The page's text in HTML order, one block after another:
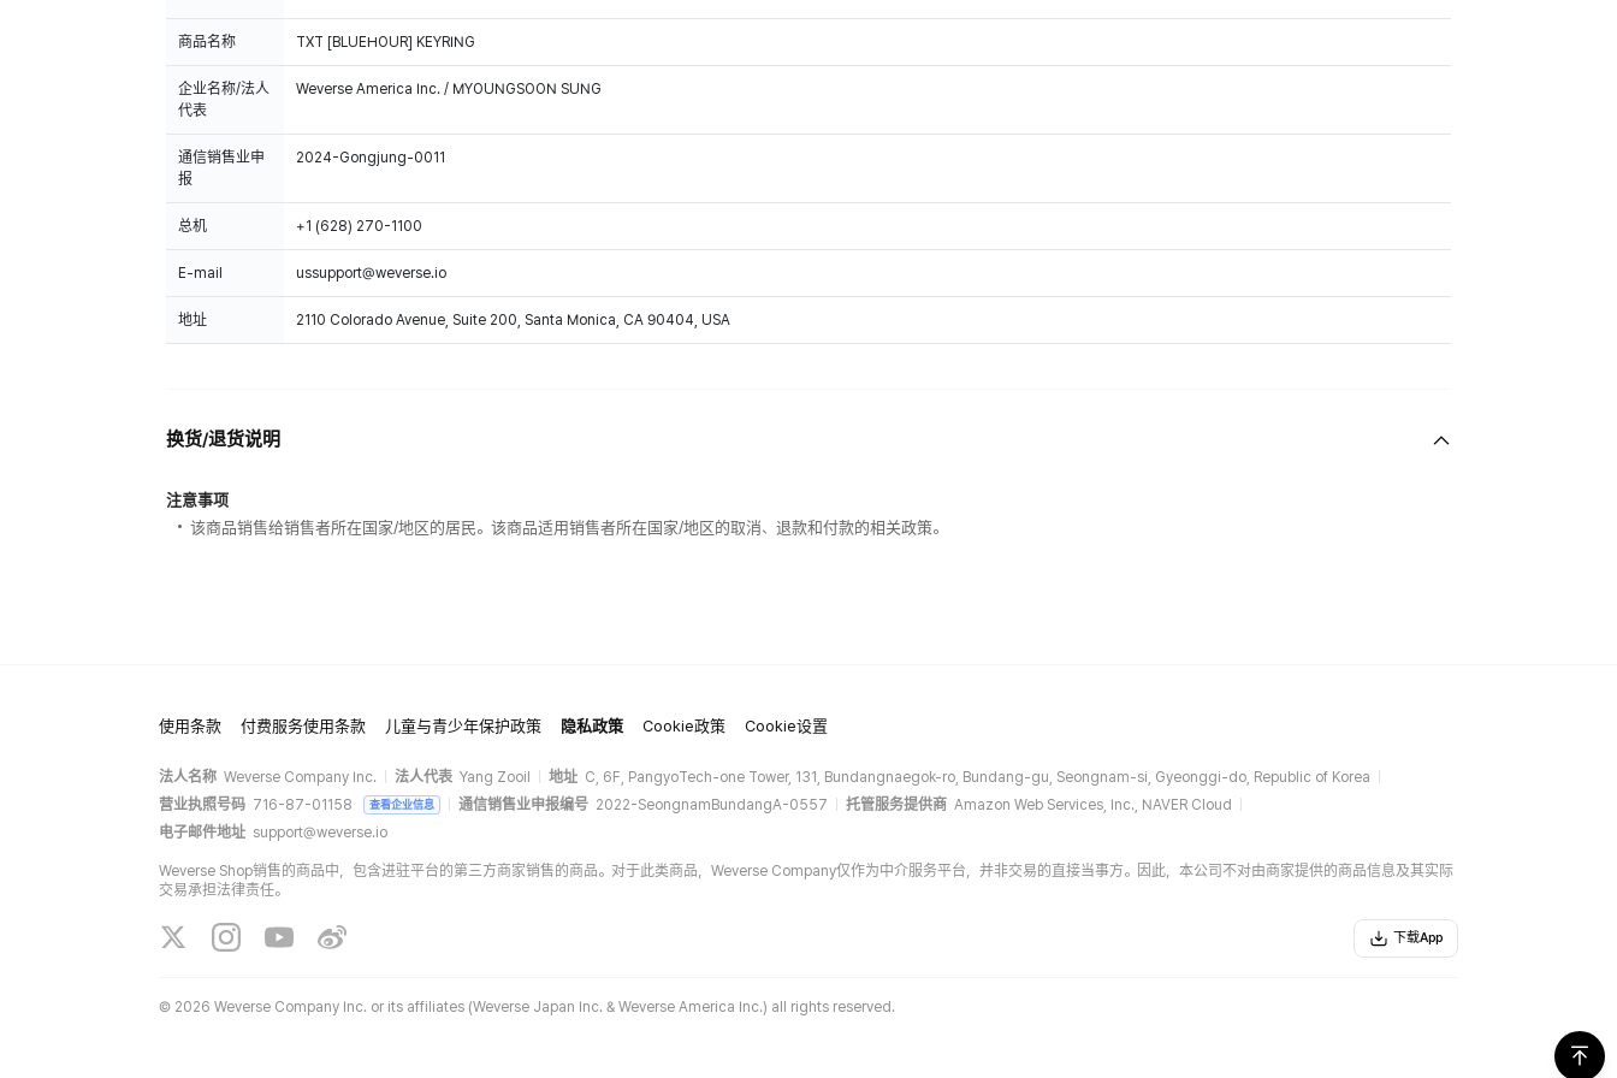
商品名称 TXT [BLUEHOUR] KEYRING
企业名称/法人
代表
Weverse America Inc. / MYOUNGSOON SUNG
通信销售业申
报
2024-Gongjung-0011
总机 +1 (628) 270-1100
E-mail ussupport@weverse.io
地址 2110 Colorado Avenue, Suite 200, Santa Monica, CA 90404, USA
换货/退货说明
注意事项
该商品销售给销售者所在国家/地区的居民。该商品适用销售者所在国家/地区的取消、退款和付款的相关政策。
使用条款 付费服务使用条款 儿童与青少年保护政策 隐私政策 Cookie政策 Cookie设置
法人名称 Weverse Company Inc. 法人代表 Yang Zooil 地址 C, 6F, PangyoTech-one Tower, 131, Bundangnaegok-ro, Bundang-gu, Seongnam-si, Gyeonggi-do, Republic of Korea
营业执照号码 716-87-01158 查看企业信息 通信销售业申报编号 2022-SeongnamBundangA-0557 托管服务提供商 Amazon Web Services, Inc., NAVER Cloud
电子邮件地址 support@weverse.io
Weverse Shop销售的商品中，包含进驻平台的第三方商家销售的商品。对于此类商品，Weverse Company仅作为中介服务平台，并非交易的直接当事方。因此，本公司不对由商家提供的商品信息及其实际
交易承担法律责任。
下载App
© 2026 Weverse Company Inc. or its affiliates (Weverse Japan Inc. & Weverse America Inc.) all rights reserved.